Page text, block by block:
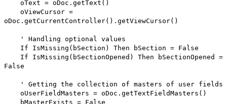
oText = oDoc.getText()
oViewCursor =
oDoc.getCurrentController().getViewCursor()
' Handling optional values
If IsMissing(bSection) Then bSection = False
If IsMissing(bSectionOpened) Then bSectionOpened =
False
' Getting the collection of masters of user fields
oUserFieldMasters = oDoc.getTextFieldMasters()
bMasterExists = False